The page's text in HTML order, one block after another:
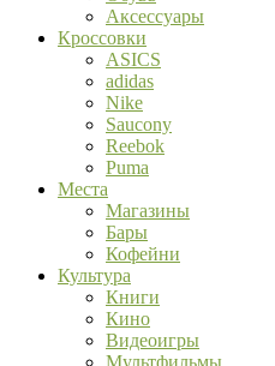
Аксессуары
Кроссовки
ASICS
adidas
Nike
Saucony
Reebok
Puma
Места
Магазины
Бары
Кофейни
Культура
Книги
Кино
Видеоигры
Мультфильмы